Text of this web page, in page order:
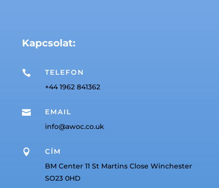
Kapcsolat:

TELEFON
+44 1962 841362

EMAIL
info@awoc.co.uk

CÍM
BM Center 11 St Martins Close Winchester
SO23 0HD